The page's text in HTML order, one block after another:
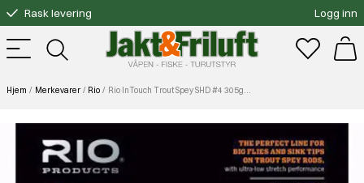
Rask levering
Gratis bytte
Fri frakt over 3000.-
Logg inn
Hjem Merkevarer Rio Rio InTouch Trout Spey SHD #4 305gr/19,8 g 7,0 m